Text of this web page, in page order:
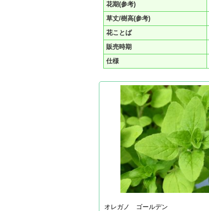
花期(参考)
草丈/樹高(参考)
花ことば
販売時期
仕様
オレガノ ゴールデン